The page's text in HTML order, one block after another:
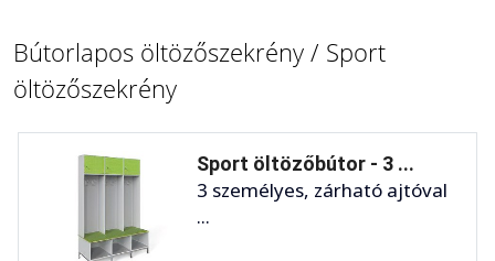
Bútorlapos öltözőszekrény / Sport
öltözőszekrény
Sport öltözőbútor - 3 ...
3 személyes, zárható ajtóval
...